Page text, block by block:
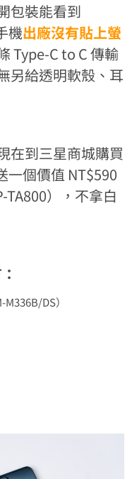
包裝能看到
機出廠沒有貼上螢
Type-C to C 傳輸
另給透明軟殼、耳
在到三星商城購買
一個價值 NT$590
TA800），不拿白
DS）